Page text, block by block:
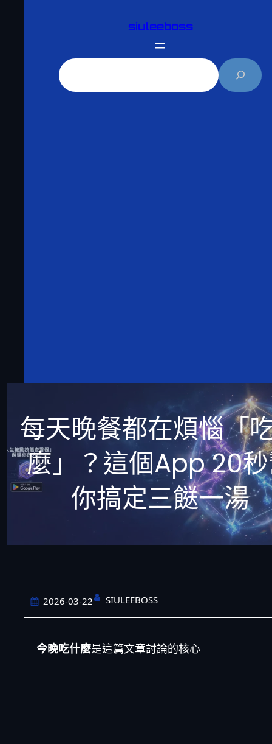
siuleeboss
每天晚餐都在煩惱「
麼」？這個App 20
你搞定三餸一湯
2026-03-22 SIULEEBOSS
今晚吃什麼是這篇文章討論的核心